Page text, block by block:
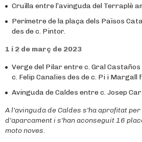
Cruïlla entre l’avinguda del Terraplè
Perímetre de la plaça dels Països
des de c. Pintor.
1 i 2 de març de 2023
Verge del Pilar entre c. Gral
c. Felip Canalies des de c. Pi i Margall
Avinguda de Caldes entre c. Josep
A l’avinguda de Caldes s’ha aprofitat
d’aparcament i s’han aconseguit 16
moto noves.